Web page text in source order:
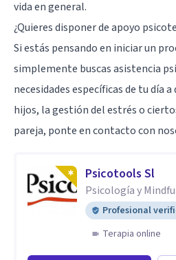
vida en general.
¿Quieres disponer de apoyo
Si estás pensando en iniciar un
simplemente buscas asistencia
necesidades específicas de tu día
hijos, la gestión del estrés o
pareja, ponte en contacto con
Psicotools Sl
Psicología y
Profesional
Terapia online